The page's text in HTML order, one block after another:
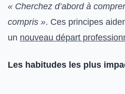
« Cherchez d’abord à
compris ». Ces principes
un nouveau départ
Les habitudes les plus